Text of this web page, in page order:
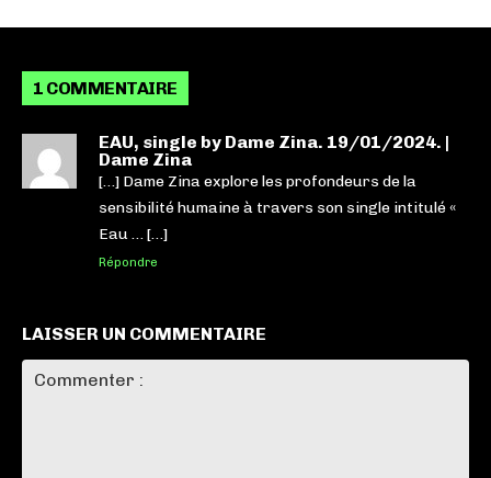
1 COMMENTAIRE
EAU, single by Dame Zina. 19/01/2024. |
Dame Zina
[…] Dame Zina explore les profondeurs de la
sensibilité humaine à travers son single intitulé «
Eau … […]
Répondre
LAISSER UN COMMENTAIRE